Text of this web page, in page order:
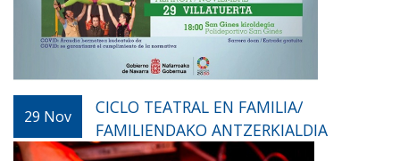
29 Nov
CICLO TEATRAL EN FAMILIA/
FAMILIENDAKO ANTZERKIALDIA